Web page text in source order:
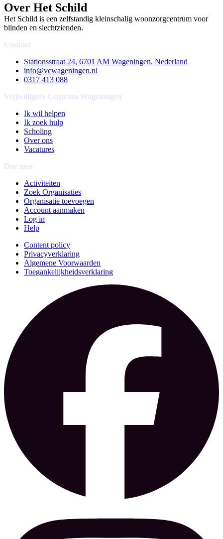
Over Het Schild
Het Schild is een zelfstandig kleinschalig woonzorgcentrum voor
blinden en slechtzienden.
Contact
Stationsstraat 24, 6701 AM Wageningen, Nederland
info@vcwageningen.nl
0317 413 088
Vrijwilligers Centrum Wageningen
Ik wil helpen
Ik zoek hulp
Scholing
Over ons
Vacatures
Doe mee
Activiteiten
Zoek Organisaties
Organisatie toevoegen
Account aanmaken
Log in
Help
Content policy
Privacyverklaring
Algemene Voorwaarden
Toegankelijkheidsverklaring